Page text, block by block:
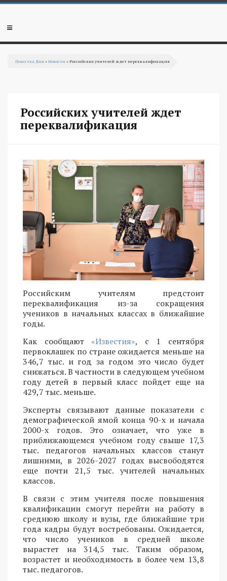
Перейти к основному содержанию
Мобильное
Повестка Дня »Новости » Российских учителей ждет переквалификация
Российских учителей ждет
переквалификация
Российским учителям предстоит
переквалификация из-за сокращения
учеников в начальных классах в ближайшие
годы.
Как сообщают«Известия», с 1 сентября
первоклашек по стране ожидается меньше на
346,7 тыс. и год за годом это число будет
снижаться. В частности в следующем учебном
году детей в первый класс пойдет еще на
429,7 тыс. меньше.
Эксперты связывают данные показатели с
демографической ямой конца 90-х и начала
2000-х годов. Это означает, что уже в
приближающемся учебном году свыше 17,3
тыс. педагогов начальных классов станут
лишними, в 2026-2027 годах высвободятся
еще почти 21,5 тыс. учителей начальных
классов.
В связи с этим учителя после повышения
квалификации смогут перейти на работу в
среднюю школу и вузы, где ближайшие три
года кадры будут востребованы. Ожидается,
что число учеников в средней школе
вырастет на 314,5 тыс. Таким образом,
возрастет и необходимость в более чем 13,8
тыс. педагогов.